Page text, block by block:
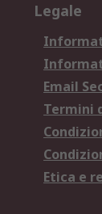
Legale
Email
Termini
Etica e